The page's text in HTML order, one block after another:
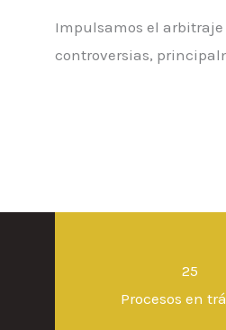
Impulsamos el
controversias,
25
Procesos en